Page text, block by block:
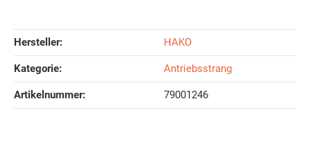
Hersteller: HAKO
Kategorie: Antriebsstrang
Artikelnummer: 79001246